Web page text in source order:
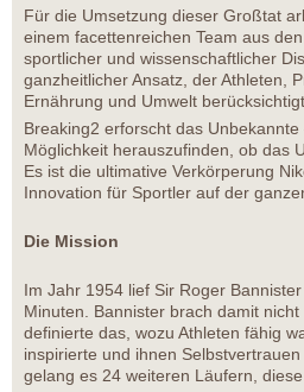
Für die Umsetzung dieser Großtat
einem facettenreichen Team aus
sportlicher und wissenschaftlicher
ganzheitlicher Ansatz, der Athleten,
Ernährung und Umwelt
Breaking2 erforscht das
Möglichkeit herauszufinden, ob das
Es ist die ultimative Verkörperung
Innovation für Sportler auf der
Die Mission
Im Jahr 1954 lief Sir Roger
Minuten. Bannister brach damit
definierte das, wozu Athleten fähig
inspirierte und ihnen
gelang es 24 weiteren Läufern,